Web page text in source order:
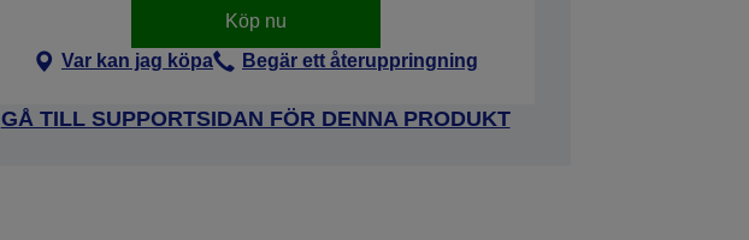
Köp nu
Var kan jag köpa
Begär ett återuppringning
GÅ TILL SUPPORTSIDAN FÖR DENNA PRODUKT